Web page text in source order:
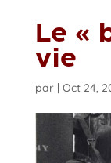
Le «
vie
par Oct 24,